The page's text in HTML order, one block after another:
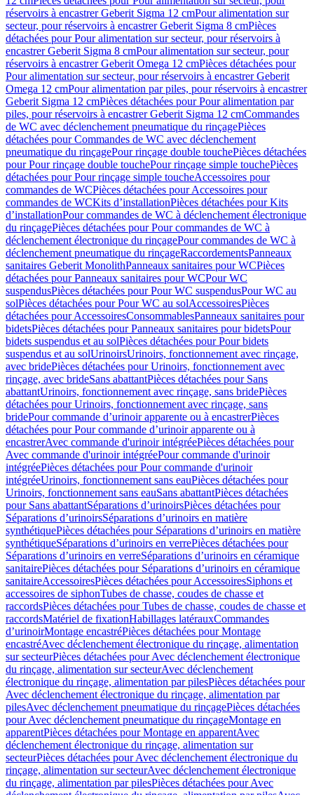
réservoirs à encastrer Geberit Sigma 12 cmPour alimentation sur
secteur, pour réservoirs à encastrer Geberit Sigma 8 cmPièces
détachées pour Pour alimentation sur secteur, pour réservoirs à
encastrer Geberit Sigma 8 cmPour alimentation sur secteur, pour
réservoirs à encastrer Geberit Omega 12 cmPièces détachées pour
Pour alimentation sur secteur, pour réservoirs à encastrer Geberit
Omega 12 cmPour alimentation par piles, pour réservoirs à encastrer
Geberit Sigma 12 cmPièces détachées pour Pour alimentation par
piles, pour réservoirs à encastrer Geberit Sigma 12 cmCommandes
de WC avec déclenchement pneumatique du rinçagePièces
détachées pour Commandes de WC avec déclenchement
pneumatique du rinçagePour rinçage double touchePièces détachées
pour Pour rinçage double touchePour rinçage simple touchePièces
détachées pour Pour rinçage simple toucheAccessoires pour
commandes de WCPièces détachées pour Accessoires pour
commandes de WCKits d’installationPièces détachées pour Kits
d’installationPour commandes de WC à déclenchement électronique
du rinçagePièces détachées pour Pour commandes de WC à
déclenchement électronique du rinçagePour commandes de WC à
déclenchement pneumatique du rinçageRaccordementsPanneaux
sanitaires Geberit MonolithPanneaux sanitaires pour WCPièces
détachées pour Panneaux sanitaires pour WCPour WC
suspendusPièces détachées pour Pour WC suspendusPour WC au
solPièces détachées pour Pour WC au solAccessoiresPièces
détachées pour AccessoiresConsommablesPanneaux sanitaires pour
bidetsPièces détachées pour Panneaux sanitaires pour bidetsPour
bidets suspendus et au solPièces détachées pour Pour bidets
suspendus et au solUrinoirsUrinoirs, fonctionnement avec rinçage,
avec bridePièces détachées pour Urinoirs, fonctionnement avec
rinçage, avec brideSans abattantPièces détachées pour Sans
abattantUrinoirs, fonctionnement avec rinçage, sans bridePièces
détachées pour Urinoirs, fonctionnement avec rinçage, sans
bridePour commande d’urinoir apparente ou à encastrerPièces
détachées pour Pour commande d’urinoir apparente ou à
encastrerAvec commande d'urinoir intégréePièces détachées pour
Avec commande d'urinoir intégréePour commande d'urinoir
intégréePièces détachées pour Pour commande d'urinoir
intégréeUrinoirs, fonctionnement sans eauPièces détachées pour
Urinoirs, fonctionnement sans eauSans abattantPièces détachées
pour Sans abattantSéparations d’urinoirsPièces détachées pour
Séparations d’urinoirsSéparations d’urinoirs en matière
synthétiquePièces détachées pour Séparations d’urinoirs en matière
synthétiqueSéparations d’urinoirs en verrePièces détachées pour
Séparations d’urinoirs en verreSéparations d’urinoirs en céramique
sanitairePièces détachées pour Séparations d’urinoirs en céramique
sanitaireAccessoiresPièces détachées pour AccessoiresSiphons et
accessoires de siphonTubes de chasse, coudes de chasse et
raccordsPièces détachées pour Tubes de chasse, coudes de chasse et
raccordsMatériel de fixationHabillages latérauxCommandes
dʼurinoirMontage encastréPièces détachées pour Montage
encastréAvec déclenchement électronique du rinçage, alimentation
sur secteurPièces détachées pour Avec déclenchement électronique
du rinçage, alimentation sur secteurAvec déclenchement
électronique du rinçage, alimentation par pilesPièces détachées pour
Avec déclenchement électronique du rinçage, alimentation par
pilesAvec déclenchement pneumatique du rinçagePièces détachées
pour Avec déclenchement pneumatique du rinçageMontage en
apparentPièces détachées pour Montage en apparentAvec
déclenchement électronique du rinçage, alimentation sur
secteurPièces détachées pour Avec déclenchement électronique du
rinçage, alimentation sur secteurAvec déclenchement électronique
du rinçage, alimentation par pilesPièces détachées pour Avec